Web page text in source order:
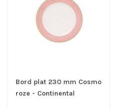
Bord plat 230 mm Cosmo
roze - Continental